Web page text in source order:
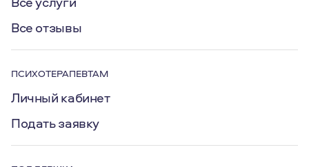
Все отзывы
ПСИХОТЕРАПЕВТАМ
Личный кабинет
Подать заявку